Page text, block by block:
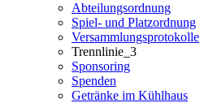
Abteilungsordnung
Spiel- und Platzordnung
Versammlungsprotokolle
Trennlinie_3
Sponsoring
Spenden
Getränke im Kühlhaus